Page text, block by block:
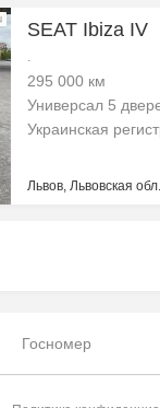
SEAT Ibiza IV
.
295 000 км
Универсал 5
Украинская
Львов, Львовская обл.
Госномер